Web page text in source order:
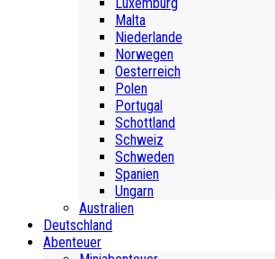
Malta
Niederlande
Norwegen
Oesterreich
Polen
Portugal
Schottland
Schweiz
Schweden
Spanien
Ungarn
Australien
Deutschland
Abenteuer